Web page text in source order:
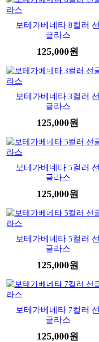
보테가베네타 8컬러 선
글라스
125,000원
보테가베네타 3컬러 선
글라스
125,000원
보테가베네타 5컬러 선
글라스
125,000원
보테가베네타 5컬러 선
글라스
125,000원
보테가베네타 7컬러 선
글라스
125,000원